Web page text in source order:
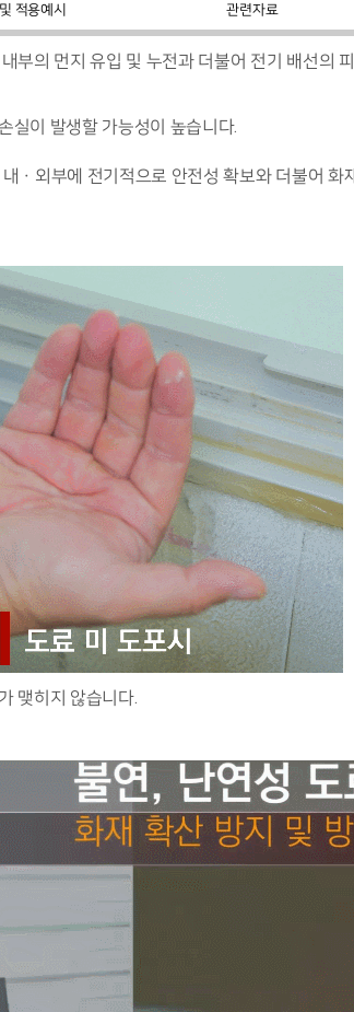
적용예시 관련자료
부의 먼지 유입 및 누전과 더불어 전기 배선의
실이 발생할 가능성이 높습니다.
ㆍ외부에 전기적으로 안전성 확보와 더불어 화
맺히지 않습니다.